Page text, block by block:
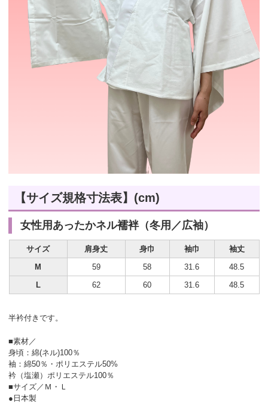
【サイズ規格寸法表】(cm)
女性用あったかネル襦袢（冬用／広袖）
サイズ 肩身丈 身巾 袖巾
袖丈
M
59 58 31.6
48.5
L
62 60 31.6 48.5
半衿付きです。
■素材／
身頃：綿(ネル)100％
袖：綿50％・ポリエステル50%
衿（塩瀬）ポリエステル100％
■サイズ／Ｍ・Ｌ
●日本製